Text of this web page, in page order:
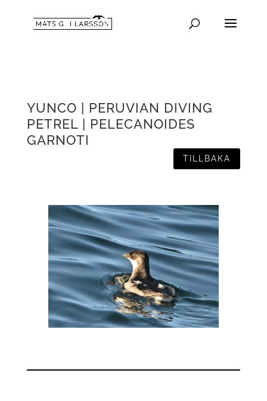
YUNCO | PERUVIAN DIVING
PETREL | PELECANOIDES
GARNOTI
TILLBAKA